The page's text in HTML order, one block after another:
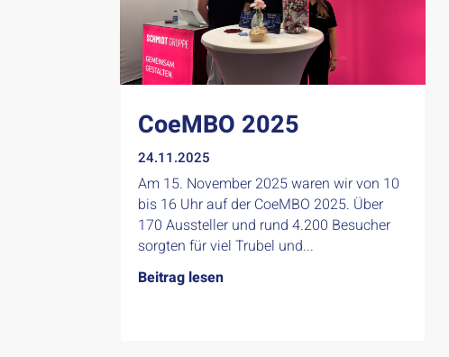
CoeMBO 2025
24.11.2025
Am 15. November 2025 waren wir von 10
bis 16 Uhr auf der CoeMBO 2025. Über
170 Aussteller und rund 4.200 Besucher
sorgten für viel Trubel und...
Beitrag lesen